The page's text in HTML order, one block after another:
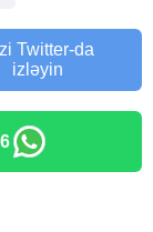
Twitter-da
izləyin